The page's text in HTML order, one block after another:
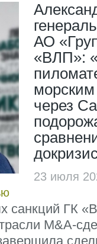
АО
«ВЛП»:
через
23 июля
санкций ГК
M&A-